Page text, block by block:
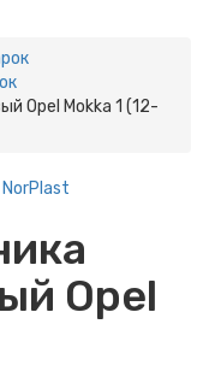
Opel Mokka 1 (12-
Opel